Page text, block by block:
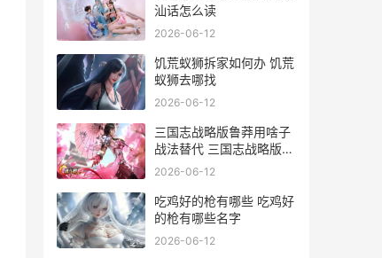
汕话怎么读
2026-06-12
饥荒蚁狮拆家如何办 饥荒
蚁狮去哪找
2026-06-12
三国志战略版鲁莽用啥子
战法替代 三国志战略版鲁
肃军师技怎么用
2026-06-12
吃鸡好的枪有哪些 吃鸡好
的枪有哪些名字
2026-06-12